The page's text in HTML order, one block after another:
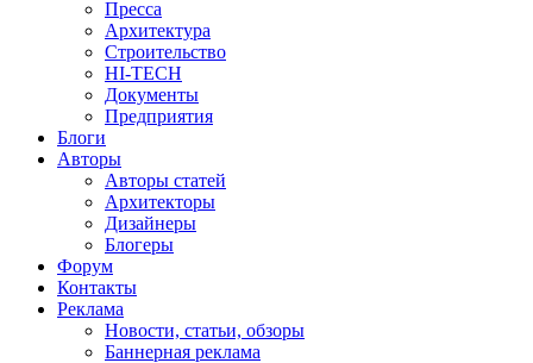
Пресса
Архитектура
Строительство
HI-TECH
Документы
Предприятия
Блоги
Авторы
Авторы статей
Архитекторы
Дизайнеры
Блогеры
Форум
Контакты
Реклама
Новости, статьи, обзоры
Баннерная реклама